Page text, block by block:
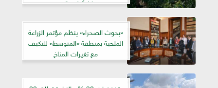
«بحوث الصحراء» ينظم مؤتمر الزراعة
الملحية بمنطقة «المتوسط» للتكيف
مع تغيرات المناخ